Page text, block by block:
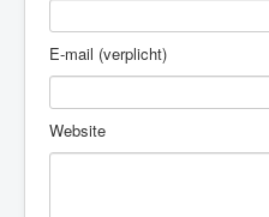
E-mail (verplicht)
Website